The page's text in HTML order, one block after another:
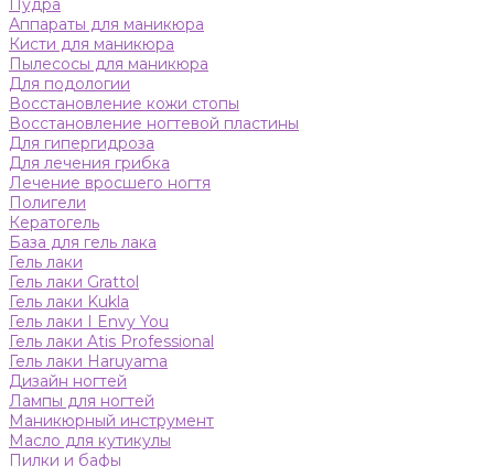
Пудра
Аппараты для маникюра
Кисти для маникюра
Пылесосы для маникюра
Для подологии
Восстановление кожи стопы
Восстановление ногтевой пластины
Для гипергидроза
Для лечения грибка
Лечение вросшего ногтя
Полигели
Кератогель
База для гель лака
Гель лаки
Гель лаки Grattol
Гель лаки Kukla
Гель лаки I Envy You
Гель лаки Atis Professional
Гель лаки Haruyama
Дизайн ногтей
Лампы для ногтей
Маникюрный инструмент
Масло для кутикулы
Пилки и бафы